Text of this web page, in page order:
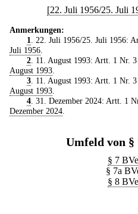
[22. Juli 1956/25. Juli
Anmerkungen:
1
. 22. Juli 1956/25. Juli 1956:
Juli 1956
2. 11. August 1993: Artt. 1 Nr. 3
August 1993
3. 11. August 1993: Artt. 1 Nr. 3
August 1993
4. 31. Dezember 2024: Artt. 1
Dezember 2024
Umfeld von §
§ 7
§ 7a
§ 8